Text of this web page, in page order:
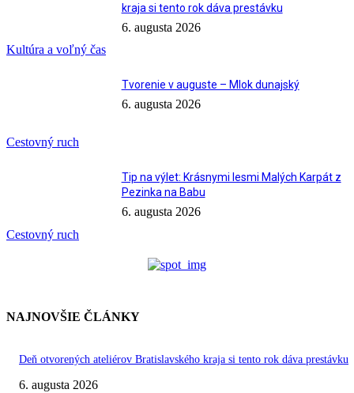
Kultúra a voľný čas
kraja si tento rok dáva prestávku
6. augusta 2026
Cestovný ruch
Tvorenie v auguste – Mlok dunajský
6. augusta 2026
Cestovný ruch
Tip na výlet: Krásnymi lesmi Malých Karpát z
Pezinka na Babu
6. augusta 2026
NAJNOVŠIE ČLÁNKY
Deň otvorených ateliérov Bratislavského kraja si tento rok dáva prestávku
6. augusta 2026